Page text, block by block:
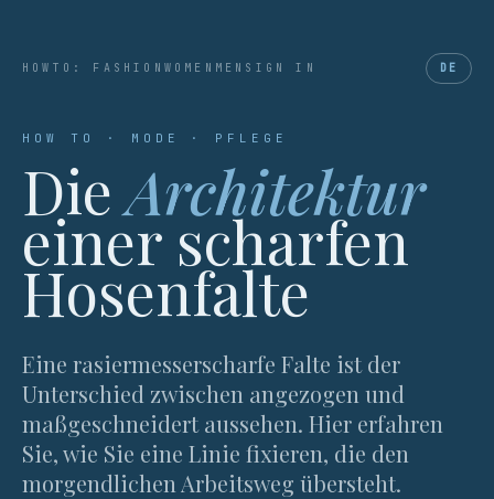
HOWTO: FASHION WOMEN MEN SIGN IN DE
HOW TO · MODE · PFLEGE
DieArchitektur
einer scharfen
Hosenfalte
Eine rasiermesserscharfe Falte ist der
Unterschied zwischen angezogen und
maßgeschneidert aussehen. Hier erfahren
Sie, wie Sie eine Linie fixieren, die den
morgendlichen Arbeitsweg übersteht.